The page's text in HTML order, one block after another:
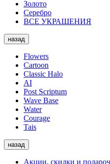
Золото
Серебро
ВСЕ УКРАШЕНИЯ
назад
Flowers
Cartoon
Classic Halo
AI
Post Scriptum
Wave Base
Water
Courage
Tais
назад
Акции, скидки и